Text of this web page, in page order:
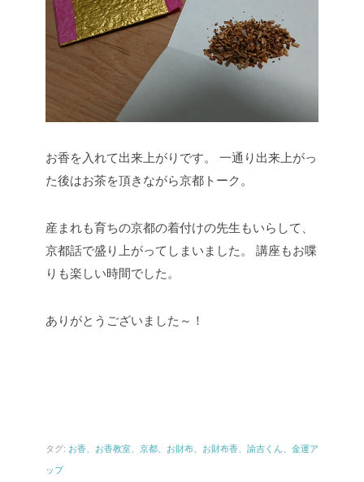
お香を入れて出来上がりです。
一通り出来上がっ
た後はお茶を頂きながら京都トーク。
産まれも育ちの京都の着付けの先生もいらして、
京都話で盛り上がってしまいました。
講座もお喋
りも楽しい時間でした。
ありがとうございました～！
タグ: お香、お香教室、京都、お財布、お財布香、諭吉くん、金運ア
ップ